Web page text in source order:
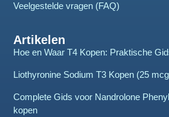
Veelgestelde vragen (FAQ)
Artikelen
Hoe en Waar T4 Kopen: Praktische
Liothyronine Sodium T3 Kopen (25
Complete Gids voor Nandrolone
kopen